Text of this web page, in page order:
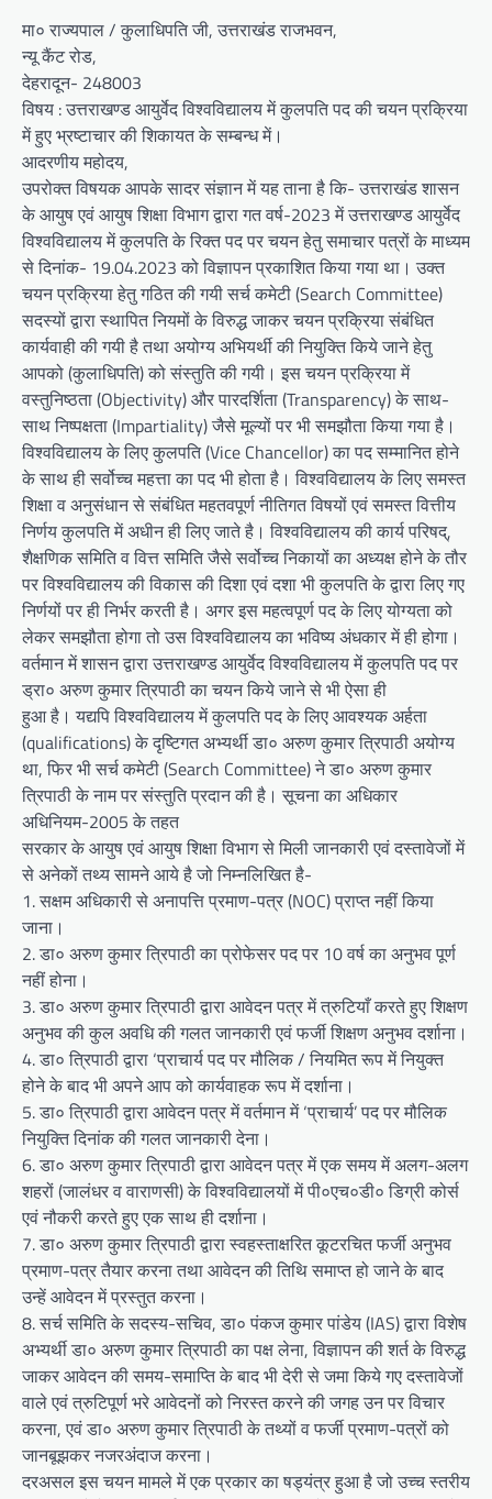
मा० राज्यपाल / कुलाधिपति जी, उत्तराखंड राजभवन,
न्यू कैंट रोड,
देहरादून- 248003
विषय : उत्तराखण्ड आयुर्वेद विश्वविद्यालय में कुलपति पद की चयन प्रक्रिया
में हुए भ्रष्टाचार की शिकायत के सम्बन्ध में।
आदरणीय महोदय,
उपरोक्त विषयक आपके सादर संज्ञान में यह ताना है कि- उत्तराखंड शासन
के आयुष एवं आयुष शिक्षा विभाग द्वारा गत वर्ष-2023 में उत्तराखण्ड आयुर्वेद
विश्वविद्यालय में कुलपति के रिक्त पद पर चयन हेतु समाचार पत्रों के माध्यम
से दिनांक- 19.04.2023 को विज्ञापन प्रकाशित किया गया था। उक्त
चयन प्रक्रिया हेतु गठित की गयी सर्च कमेटी (Search Committee)
सदस्यों द्वारा स्थापित नियमों के विरुद्ध जाकर चयन प्रक्रिया संबंधित
कार्यवाही की गयी है तथा अयोग्य अभियर्थी की नियुक्ति किये जाने हेतु
आपको (कुलाधिपति) को संस्तुति की गयी। इस चयन प्रक्रिया में
वस्तुनिष्ठता (Objectivity) और पारदर्शिता (Transparency) के साथ-
साथ निष्पक्षता (Impartiality) जैसे मूल्यों पर भी समझौता किया गया है।
विश्वविद्यालय के लिए कुलपति (Vice Chancellor) का पद सम्मानित होने
के साथ ही सर्वोच्च महत्ता का पद भी होता है। विश्वविद्यालय के लिए समस्त
शिक्षा व अनुसंधान से संबंधित महतवपूर्ण नीतिगत विषयों एवं समस्त वित्तीय
निर्णय कुलपति में अधीन ही लिए जाते है। विश्वविद्यालय की कार्य परिषद्,
शैक्षणिक समिति व वित्त समिति जैसे सर्वोच्च निकायों का अध्यक्ष होने के तौर
पर विश्वविद्यालय की विकास की दिशा एवं दशा भी कुलपति के द्वारा लिए गए
निर्णयों पर ही निर्भर करती है। अगर इस महत्वपूर्ण पद के लिए योग्यता को
लेकर समझौता होगा तो उस विश्वविद्यालय का भविष्य अंधकार में ही होगा।
वर्तमान में शासन द्वारा उत्तराखण्ड आयुर्वेद विश्वविद्यालय में कुलपति पद पर
ड्रा० अरुण कुमार त्रिपाठी का चयन किये जाने से भी ऐसा ही
हुआ है। यद्यपि विश्वविद्यालय में कुलपति पद के लिए आवश्यक अर्हता
(qualifications) के दृष्टिगत अभ्यर्थी डा० अरुण कुमार त्रिपाठी अयोग्य
था, फिर भी सर्च कमेटी (Search Committee) ने डा० अरुण कुमार
त्रिपाठी के नाम पर संस्तुति प्रदान की है। सूचना का अधिकार
अधिनियम-2005 के तहत
सरकार के आयुष एवं आयुष शिक्षा विभाग से मिली जानकारी एवं दस्तावेजों में
से अनेकों तथ्य सामने आये है जो निम्नलिखित है-
1. सक्षम अधिकारी से अनापत्ति प्रमाण-पत्र (NOC) प्राप्त नहीं किया
जाना।
2. डा० अरुण कुमार त्रिपाठी का प्रोफेसर पद पर 10 वर्ष का अनुभव पूर्ण
नहीं होना।
3. डा० अरुण कुमार त्रिपाठी द्वारा आवेदन पत्र में त्रुटियाँ करते हुए शिक्षण
अनुभव की कुल अवधि की गलत जानकारी एवं फर्जी शिक्षण अनुभव दर्शाना।
4. डा० त्रिपाठी द्वारा ‘प्राचार्य पद पर मौलिक / नियमित रूप में नियुक्त
होने के बाद भी अपने आप को कार्यवाहक रूप में दर्शाना।
5. डा० त्रिपाठी द्वारा आवेदन पत्र में वर्तमान में ‘प्राचार्य’ पद पर मौलिक
नियुक्ति दिनांक की गलत जानकारी देना।
6. डा० अरुण कुमार त्रिपाठी द्वारा आवेदन पत्र में एक समय में अलग-अलग
शहरों (जालंधर व वाराणसी) के विश्वविद्यालयों में पी०एच०डी० डिग्री कोर्स
एवं नौकरी करते हुए एक साथ ही दर्शाना।
7. डा० अरुण कुमार त्रिपाठी द्वारा स्वहस्ताक्षरित कूटरचित फर्जी अनुभव
प्रमाण-पत्र तैयार करना तथा आवेदन की तिथि समाप्त हो जाने के बाद
उन्हें आवेदन में प्रस्तुत करना।
8. सर्च समिति के सदस्य-सचिव, डा० पंकज कुमार पांडेय (IAS) द्वारा विशेष
अभ्यर्थी डा० अरुण कुमार त्रिपाठी का पक्ष लेना, विज्ञापन की शर्त के विरुद्ध
जाकर आवेदन की समय-समाप्ति के बाद भी देरी से जमा किये गए दस्तावेजों
वाले एवं त्रुटिपूर्ण भरे आवेदनों को निरस्त करने की जगह उन पर विचार
करना, एवं डा० अरुण कुमार त्रिपाठी के तथ्यों व फर्जी प्रमाण-पत्रों को
जानबूझकर नजरअंदाज करना।
दरअसल इस चयन मामले में एक प्रकार का षड्यंत्र हुआ है जो उच्च स्तरीय